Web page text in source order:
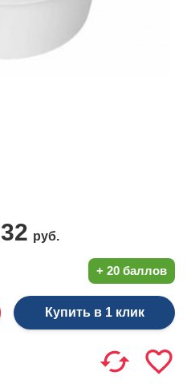
руб.
+ 20 баллов
Купить в 1 клик